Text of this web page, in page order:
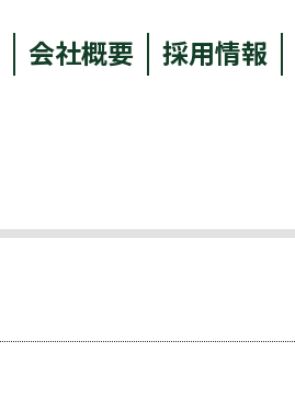
会社概要 採用情報